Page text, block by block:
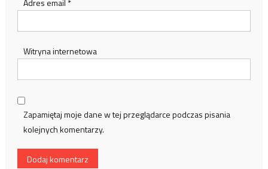
Adres email *
Witryna internetowa
Zapamiętaj moje dane w tej przeglądarce podczas pisania
kolejnych komentarzy.